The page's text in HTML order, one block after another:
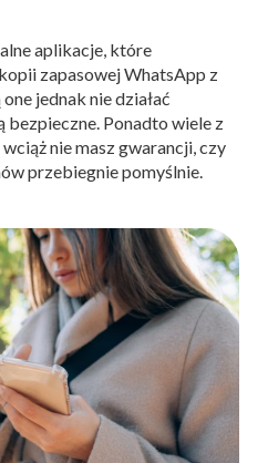
aplikacje, które
zapasowej WhatsApp z
jednak nie działać
bezpieczne. Ponadto wiele z
nie masz gwarancji, czy
przebiegnie pomyślnie.